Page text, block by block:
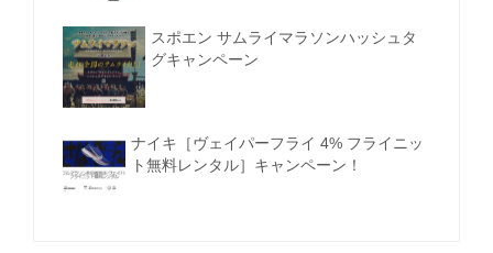
スポエン サムライマラソンハッシュタ
グキャンペーン
ナイキ［ヴェイパーフライ 4% フライニッ
ト無料レンタル］キャンペーン！